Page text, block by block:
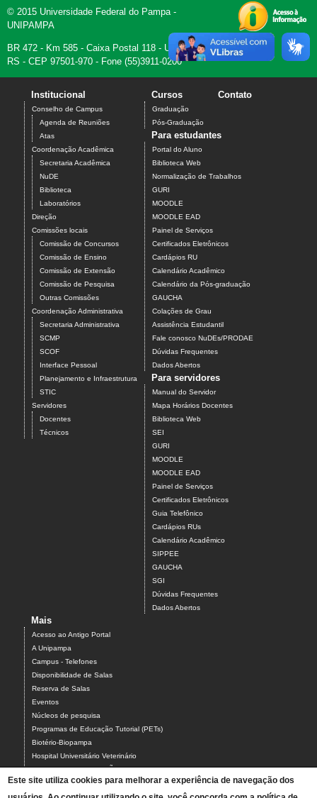
© 2015 Universidade Federal do Pampa -
UNIPAMPA
BR 472 - Km 585 - Caixa Postal 118 - Uruguaiana,
RS - CEP 97501-970 - Fone (55)3911-0200
Institucional
Conselho de Campus
Agenda de Reuniões
Atas
Coordenação Acadêmica
Secretaria Acadêmica
NuDE
Biblioteca
Laboratórios
Direção
Comissões locais
Comissão de Concursos
Comissão de Ensino
Comissão de Extensão
Comissão de Pesquisa
Outras Comissões
Coordenação Administrativa
Secretaria Administrativa
SCMP
SCOF
Interface Pessoal
Planejamento e Infraestrutura
STIC
Servidores
Docentes
Técnicos
Cursos
Graduação
Pós-Graduação
Contato
Para estudantes
Portal do Aluno
Biblioteca Web
Normalização de Trabalhos
GURI
MOODLE
MOODLE EAD
Painel de Serviços
Certificados Eletrônicos
Cardápios RU
Calendário Acadêmico
Calendário da Pós-graduação
GAUCHA
Colações de Grau
Assistência Estudantil
Fale conosco NuDEs/PRODAE
Dúvidas Frequentes
Dados Abertos
Para servidores
Manual do Servidor
Mapa Horários Docentes
Biblioteca Web
SEI
GURI
MOODLE
MOODLE EAD
Painel de Serviços
Certificados Eletrônicos
Guia Telefônico
Cardápios RUs
Calendário Acadêmico
SIPPEE
GAUCHA
SGI
Dúvidas Frequentes
Dados Abertos
Mais
Acesso ao Antigo Portal
A Unipampa
Campus - Telefones
Disponibilidade de Salas
Reserva de Salas
Eventos
Núcleos de pesquisa
Programas de Educação Tutorial (PETs)
Biotério-Biopampa
Hospital Universitário Veterinário
Chamados MANUTENÇÃO PREDIAL E AR-CONDICIONADO
Chamados TIC-ASCOM-DIV BIBLIOTECAS-PROCADI
Comissão Eleitoral Local (CEL campus Uruguaiana)
Este site utiliza cookies para melhorar a experiência de navegação dos